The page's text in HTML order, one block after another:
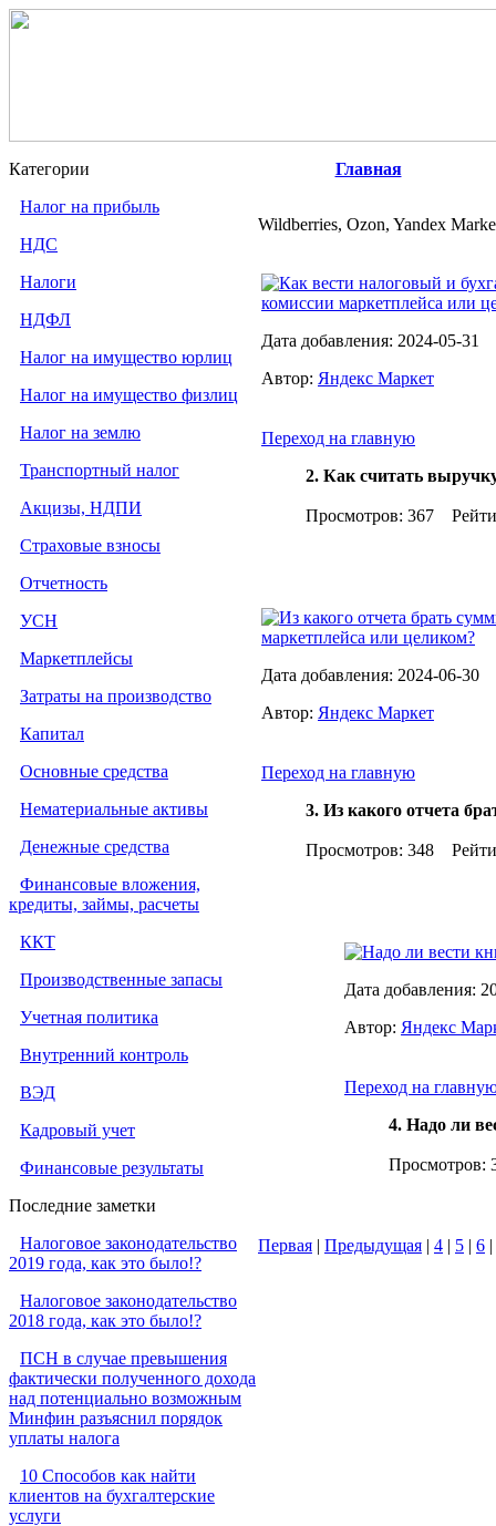
Категории
Налог на прибыль
НДС
Налоги
НДФЛ
Налог на имущество юрлиц
Налог на имущество физлиц
Налог на землю
Транспортный налог
Акцизы, НДПИ
Страховые взносы
Отчетность
УСН
Маркетплейсы
Затраты на производство
Капитал
Основные средства
Нематериальные активы
Денежные средства
Финансовые вложения,
кредиты, займы, расчеты
ККТ
Производственные запасы
Учетная политика
Внутренний контроль
ВЭД
Кадровый учет
Финансовые результаты
Последние заметки
Налоговое законодательство
2019 года, как это было!?
Налоговое законодательство
2018 года, как это было!?
ПСН в случае превышения
фактически полученного дохода
над потенциально возможным
Минфин разъяснил порядок
уплаты налога
10 Способов как найти
клиентов на бухгалтерские
услуги
Главная
Wildberries, Ozon, Yandex
Как вести налоговый и
комиссии маркетплейса или
Дата добавления: 2024-05-31
Автор: Яндекс Маркет
Переход на главную
2. Как считать
Просмотров: 367
Из какого отчета брать
маркетплейса или целиком?
Дата добавления: 2024-06-30
Автор: Яндекс Маркет
Переход на главную
3. Из какого отчета
Просмотров: 348
Надо ли вести
Дата добавления:
Автор: Яндекс
Переход на
4. Надо ли
Первая | Предыдущая | 4 | 5 | 6 |